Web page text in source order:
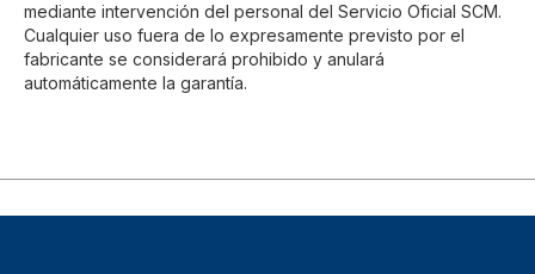
mediante intervención del personal del Servicio Oficial SCM.
Cualquier uso fuera de lo expresamente previsto por el
fabricante se considerará prohibido y anulará
automáticamente la garantía.